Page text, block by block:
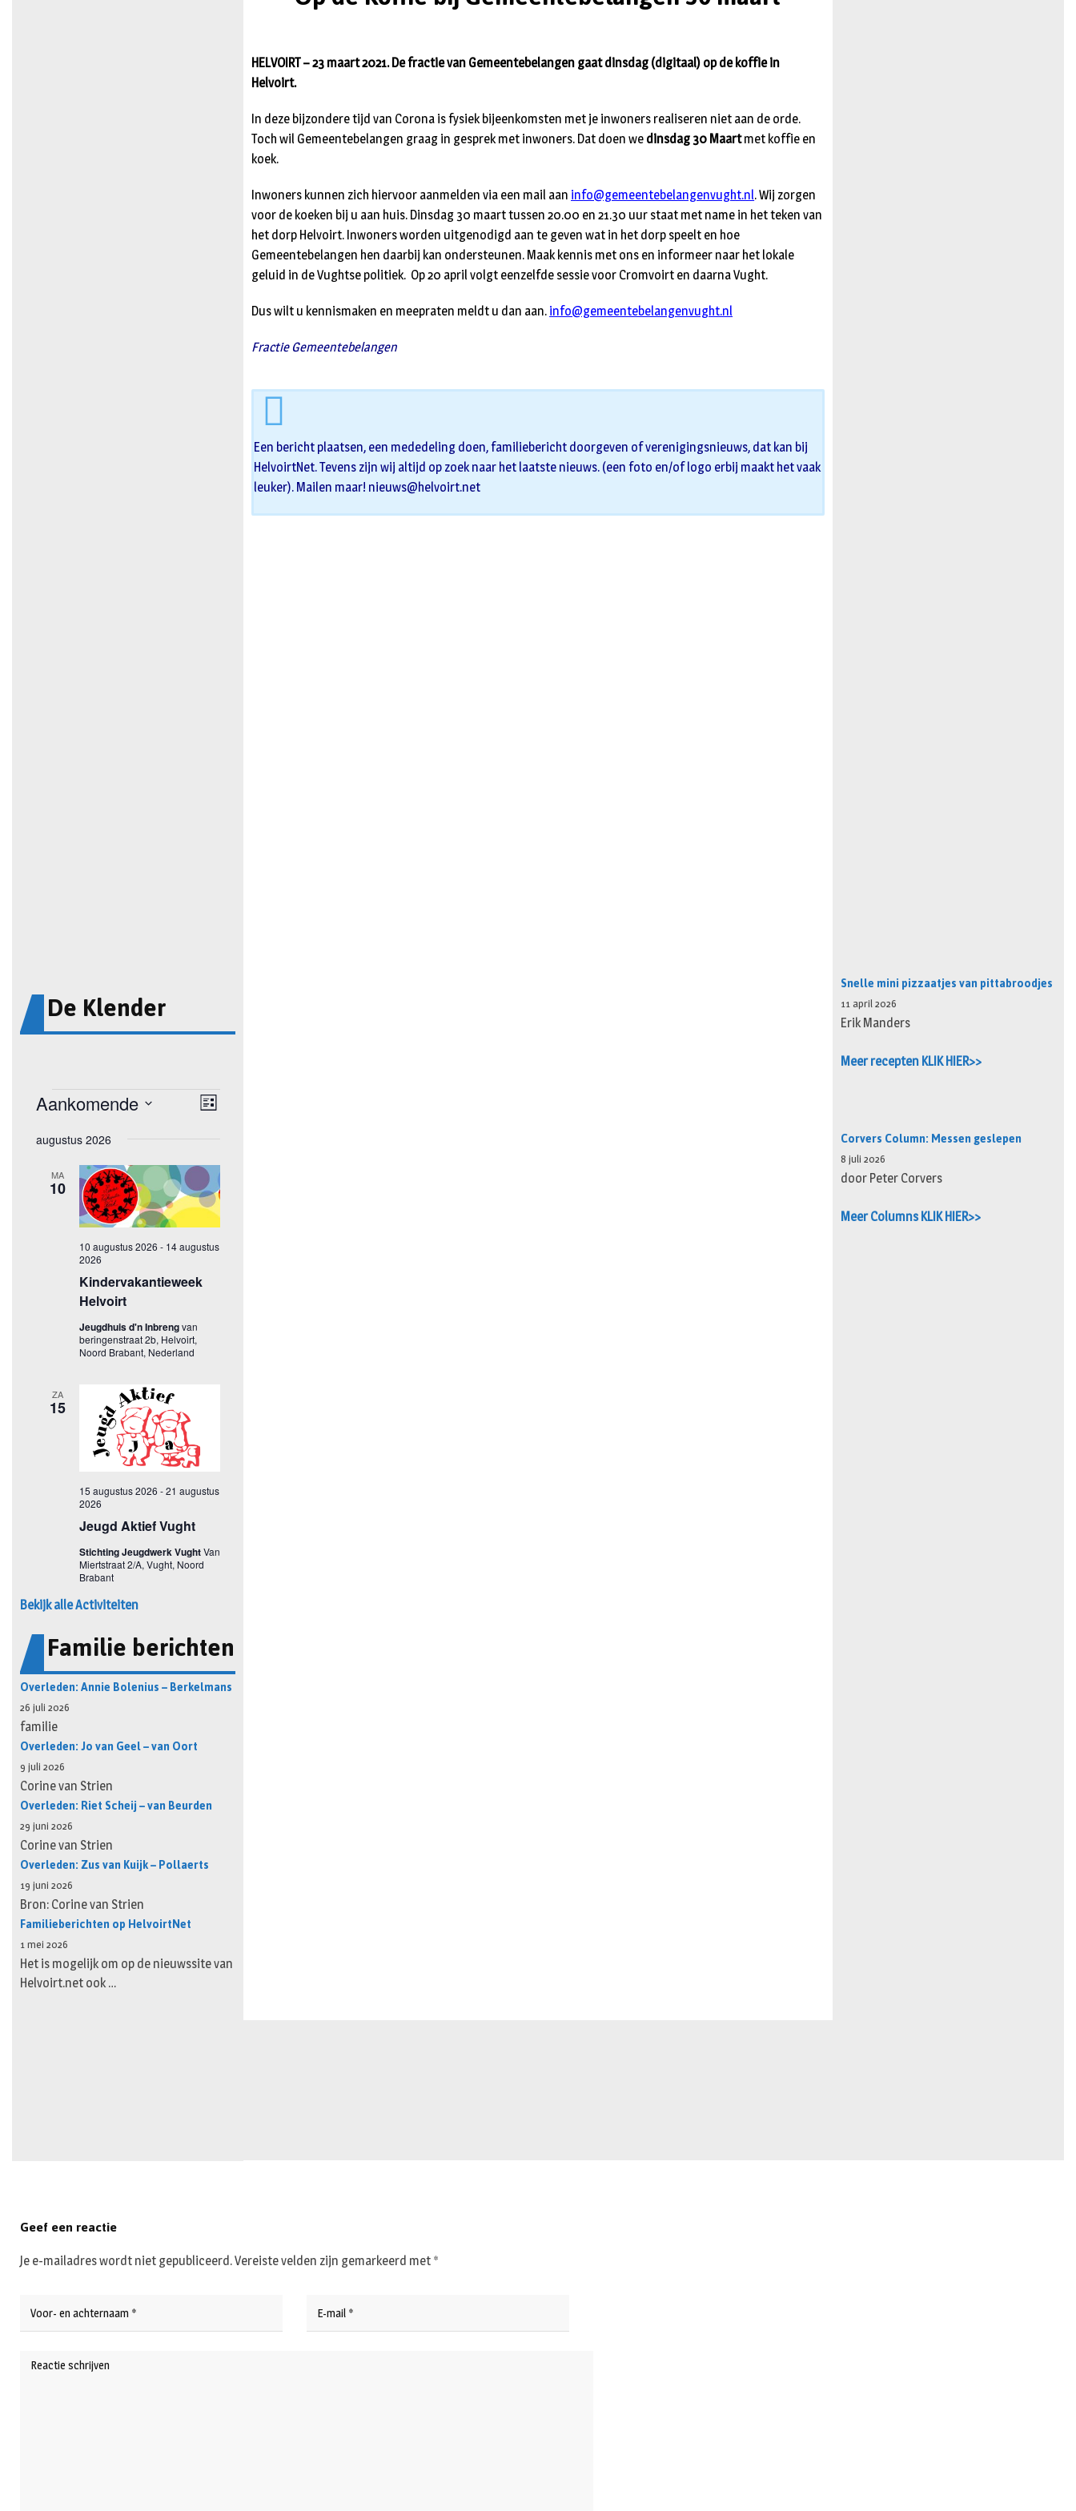
De Klender
Bekijk alle Activiteiten
Familie berichten
Overleden: Annie Bolenius – Berkelmans
26 juli 2026
familie
Overleden: Jo van Geel – van Oort
9 juli 2026
Corine van Strien
Overleden: Riet Scheij – van Beurden
29 juni 2026
Corine van Strien
Overleden: Zus van Kuijk – Pollaerts
19 juni 2026
Bron: Corine van Strien
Familieberichten op HelvoirtNet
1 mei 2026
Het is mogelijk om op de nieuwssite van
Helvoirt.net ook …
HELVOIRT – 23 maart 2021. De fractie van Gemeentebelangen gaat dinsdag (digitaal) op de koffie in
Helvoirt.
In deze bijzondere tijd van Corona is fysiek bijeenkomsten met je inwoners realiseren niet aan de orde.
Toch wil Gemeentebelangen graag in gesprek met inwoners. Dat doen we dinsdag 30 Maartmet koffie en
koek.
Inwoners kunnen zich hiervoor aanmelden via een mail aan info@gemeentebelangenvught.nl. Wij zorgen
voor de koeken bij u aan huis. Dinsdag 30 maart tussen 20.00 en 21.30 uur staat met name in het teken van
het dorp Helvoirt. Inwoners worden uitgenodigd aan te geven wat in het dorp speelt en hoe
Gemeentebelangen hen daarbij kan ondersteunen. Maak kennis met ons en informeer naar het lokale
geluid in de Vughtse politiek. Op 20 april volgt eenzelfde sessie voor Cromvoirt en daarna Vught.
Dus wilt u kennismaken en meepraten meldt u dan aan. info@gemeentebelangenvught.nl
Fractie Gemeentebelangen
Een bericht plaatsen, een mededeling doen, familiebericht doorgeven of verenigingsnieuws, dat kan bij
HelvoirtNet. Tevens zijn wij altijd op zoek naar het laatste nieuws. (een foto en/of logo erbij maakt het vaak
leuker). Mailen maar! nieuws@helvoirt.net
Snelle mini pizzaatjes van pittabroodjes
11 april 2026
Erik Manders
Meer recepten KLIK HIER>>
Corvers Column: Messen geslepen
8 juli 2026
door Peter Corvers
Meer Columns KLIK HIER>>
Geef een reactie
Je e-mailadres wordt niet gepubliceerd.Vereiste velden zijn gemarkeerd met *